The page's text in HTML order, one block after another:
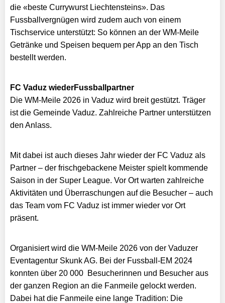
die «beste Currywurst Liechtensteins». Das
Fussballvergnügen wird zudem auch von einem
Tischservice unterstützt: So können an der WM-Meile
Getränke und Speisen bequem per App an den Tisch
bestellt werden.
FC Vaduz wiederFussballpartner
Die WM-Meile 2026 in Vaduz wird breit gestützt. Träger
ist die Gemeinde Vaduz. Zahlreiche Partner unterstützen
den Anlass.
Mit dabei ist auch dieses Jahr wieder der FC Vaduz als
Partner – der frischgebackene Meister spielt kommende
Saison in der Super League. Vor Ort warten zahlreiche
Aktivitäten und Überraschungen auf die Besucher – auch
das Team vom FC Vaduz ist immer wieder vor Ort
präsent.
Organisiert wird die WM-Meile 2026 von der Vaduzer
Eventagentur Skunk AG. Bei der Fussball-EM 2024
konnten über 20 000 Besucherinnen und Besucher aus
der ganzen Region an die Fanmeile gelockt werden.
Dabei hat die Fanmeile eine lange Tradition: Die